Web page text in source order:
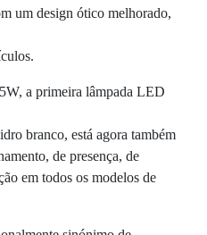
um design ótico melhorado,
a primeira lâmpada LED
branco, está agora também
de presença, de
em todos os modelos de